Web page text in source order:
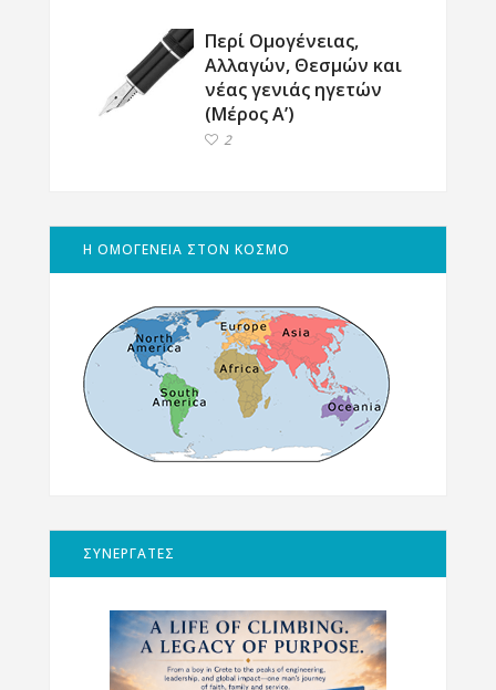
Περί Ομογένειας,
Αλλαγών, Θεσμών και
νέας γενιάς ηγετών
(Μέρος Α’)
2
Η ΟΜΟΓΕΝΕΙΑ ΣΤΟΝ ΚΟΣΜΟ
ΣΥΝΕΡΓΑΤΕΣ